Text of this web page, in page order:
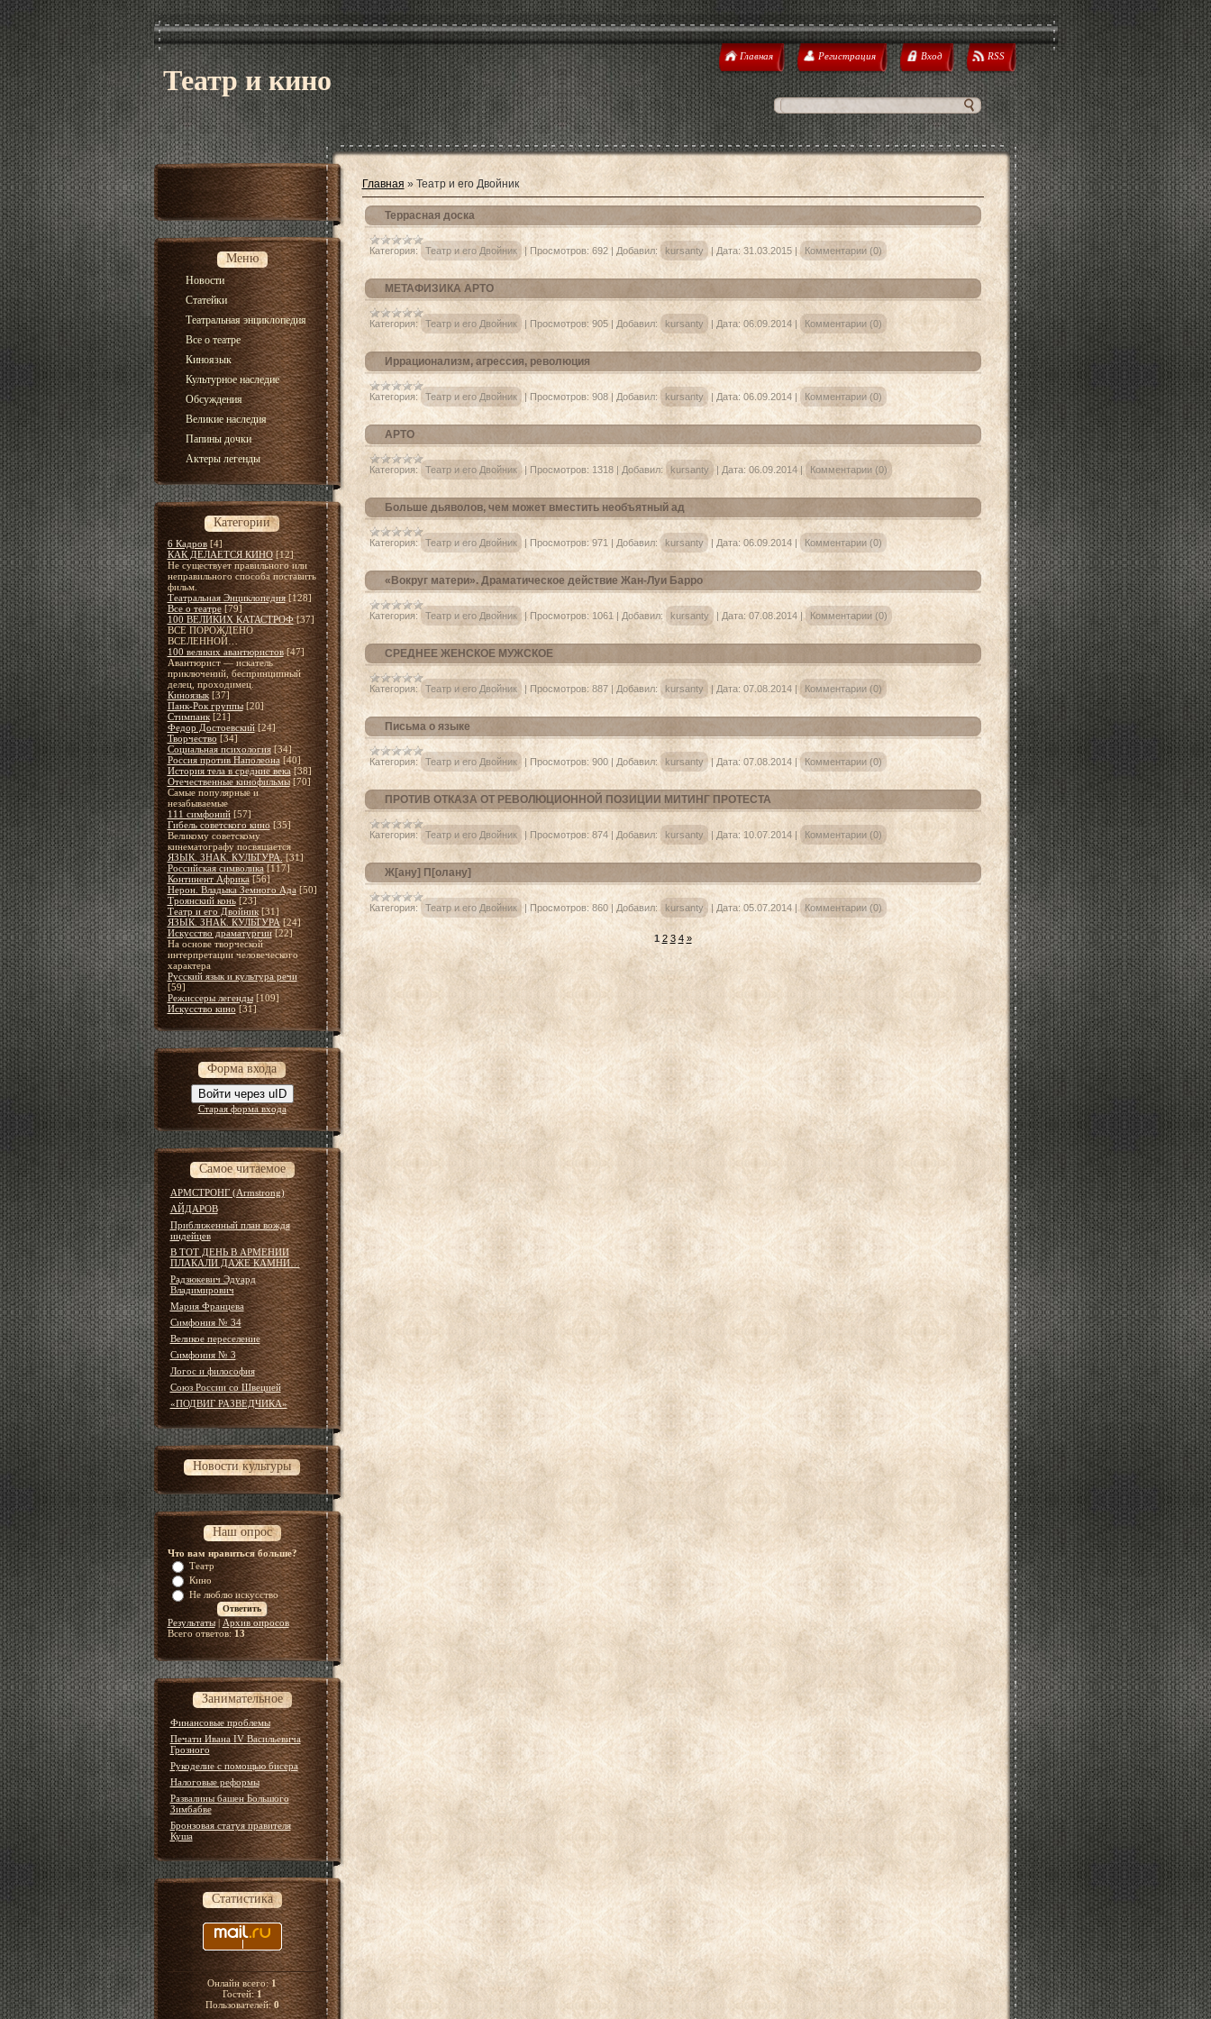
Театр и кино
Главная Регистрация Вход RSS
Меню
Новости
Статейки
Театральная энциклопедия
Все о театре
Киноязык
Культурное наследие
Обсуждения
Великие наследия
Папины дочки
Актеры легенды
Категории
6 Кадров [4]
КАК ДЕЛАЕТСЯ КИНО [12]
Не существует правильного или
неправильного способа поставить
фильм.
Театральная Энциклопедия [128]
Все о театре [79]
100 ВЕЛИКИХ КАТАСТРОФ [37]
ВСЕ ПОРОЖДЕНО
ВСЕЛЕННОЙ…
100 великих авантюристов [47]
Авантюрист — искатель
приключений, беспринципный
делец, проходимец.
Киноязык [37]
Панк-Рок группы [20]
Стимпанк [21]
Федор Достоевский [24]
Творчество [34]
Социальная психология [34]
Россия против Наполеона [40]
История тела в средние века [38]
Отечественные кинофильмы [70]
Самые популярные и
незабываемые
111 симфоний [57]
Гибель советского кино [35]
Великому советскому
кинематографу посвящается
ЯЗЫК. ЗНАК. КУЛЬТУРА. [31]
Российская символика [117]
Континент Африка [56]
Нерон. Владыка Земного Ада [50]
Троянский конь [23]
Театр и его Двойник [31]
ЯЗЫК. ЗНАК. КУЛЬТУРА [24]
Искусство драматургии [22]
На основе творческой
интерпретации человеческого
характера
Русский язык и культура речи
[59]
Режиссеры легенды [109]
Искусство кино [31]
Форма входа
Войти через uID
Старая форма входа
Самое читаемое
АРМСТРОНГ (Armstrong)
АЙДАРОВ
Приближенный план вождя
индейцев
В ТОТ ДЕНЬ В АРМЕНИИ
ПЛАКАЛИ ДАЖЕ КАМНИ…
Радзюкевич Эдуард
Владимирович
Мария Францева
Симфония № 34
Великое переселение
Симфония № 3
Логос и философия
Союз России со Швецией
«ПОДВИГ РАЗВЕДЧИКА»
Новости культуры
Наш опрос
Что вам нравиться больше?
Театр
Кино
Не люблю искусство
Результаты|Архив опросов
Всего ответов: 13
Занимательное
Финансовые проблемы
Печати Ивана IV Васильевича
Грозного
Рукоделие с помощью бисера
Налоговые реформы
Развалины башен Большого
Зимбабве
Бронзовая статуя правителя
Куша
Статистика
Онлайн всего:1
Гостей:1
Пользователей:0
Главная » Театр и его Двойник
Террасная доска
Категория: Театр и его Двойник | Просмотров: 692 | Добавил: kursanty | Дата: 31.03.2015 | Комментарии (0)
МЕТАФИЗИКА АРТО
Категория: Театр и его Двойник | Просмотров: 905 | Добавил: kursanty | Дата: 06.09.2014 | Комментарии (0)
Иррационализм, агрессия, революция
Категория: Театр и его Двойник | Просмотров: 908 | Добавил: kursanty | Дата: 06.09.2014 | Комментарии (0)
АРТО
Категория: Театр и его Двойник | Просмотров: 1318 | Добавил: kursanty | Дата: 06.09.2014 | Комментарии (0)
Больше дьяволов, чем может вместить необъятный ад
Категория: Театр и его Двойник | Просмотров: 971 | Добавил: kursanty | Дата: 06.09.2014 | Комментарии (0)
«Вокруг матери». Драматическое действие Жан-Луи Барро
Категория: Театр и его Двойник | Просмотров: 1061 | Добавил: kursanty | Дата: 07.08.2014 | Комментарии (0)
СРЕДНЕЕ ЖЕНСКОЕ МУЖСКОЕ
Категория: Театр и его Двойник | Просмотров: 887 | Добавил: kursanty | Дата: 07.08.2014 | Комментарии (0)
Письма о языке
Категория: Театр и его Двойник | Просмотров: 900 | Добавил: kursanty | Дата: 07.08.2014 | Комментарии (0)
ПРОТИВ ОТКАЗА ОТ РЕВОЛЮЦИОННОЙ ПОЗИЦИИ МИТИНГ ПРОТЕСТА
Категория: Театр и его Двойник | Просмотров: 874 | Добавил: kursanty | Дата: 10.07.2014 | Комментарии (0)
Ж[ану] П[олану]
Категория: Театр и его Двойник |Просмотров: 860 | Добавил: kursanty | Дата: 05.07.2014 | Комментарии (0)
1 2 3 4 »